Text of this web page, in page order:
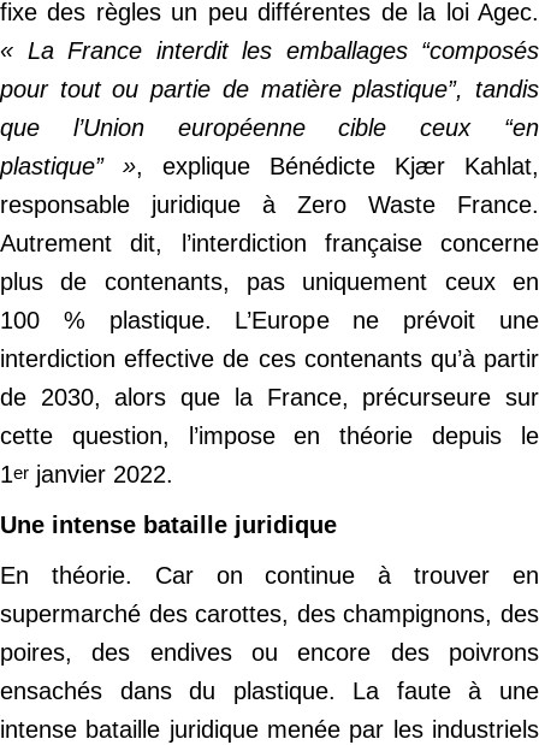
fixe des règles un peu différentes de la loi Agec.
« La France interdit les emballages “composés
pour tout ou partie de matière plastique”, tandis
que l’Union européenne cible ceux “en
plastique” », explique Bénédicte Kjær Kahlat,
responsable juridique à Zero Waste France.
Autrement dit, l’interdiction française concerne
plus de contenants, pas uniquement ceux en
100 % plastique. L’Europe ne prévoit une
interdiction effective de ces contenants qu’à partir
de 2030, alors que la France, précurseure sur
cette question, l’impose en théorie depuis le
1er janvier 2022.
Une intense bataille juridique
En théorie. Car on continue à trouver en
supermarché des carottes, des champignons, des
poires, des endives ou encore des poivrons
ensachés dans du plastique. La faute à une
intense bataille juridique menée par les industriels